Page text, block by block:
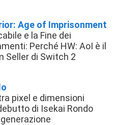
Age of Imprisonment
e la Fine dei
Perché HW: AoI è il
Seller di Switch 2
pixel e dimensioni
di Isekai Rondo